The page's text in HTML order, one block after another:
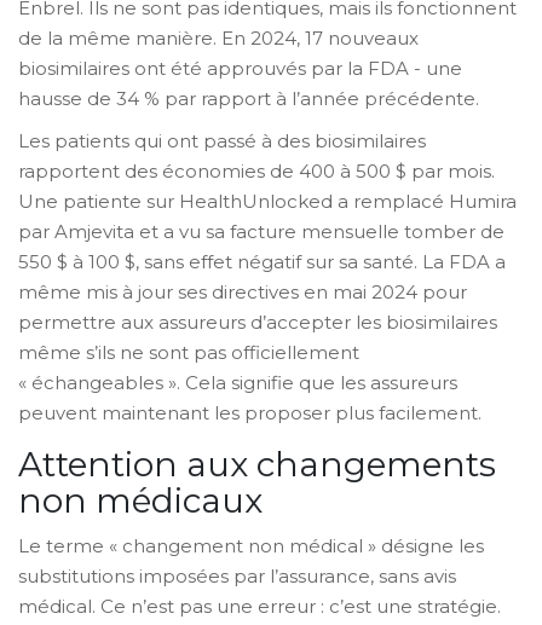
Enbrel. Ils ne sont pas identiques, mais ils fonctionnent
de la même manière. En 2024, 17 nouveaux
biosimilaires ont été approuvés par la FDA - une
hausse de 34 % par rapport à l’année précédente.
Les patients qui ont passé à des biosimilaires
rapportent des économies de 400 à 500 $ par mois.
Une patiente sur HealthUnlocked a remplacé Humira
par Amjevita et a vu sa facture mensuelle tomber de
550 $ à 100 $, sans effet négatif sur sa santé. La FDA a
même mis à jour ses directives en mai 2024 pour
permettre aux assureurs d’accepter les biosimilaires
même s’ils ne sont pas officiellement
« échangeables ». Cela signifie que les assureurs
peuvent maintenant les proposer plus facilement.
Attention aux changements
non médicaux
Le terme « changement non médical » désigne les
substitutions imposées par l’assurance, sans avis
médical. Ce n’est pas une erreur : c’est une stratégie.